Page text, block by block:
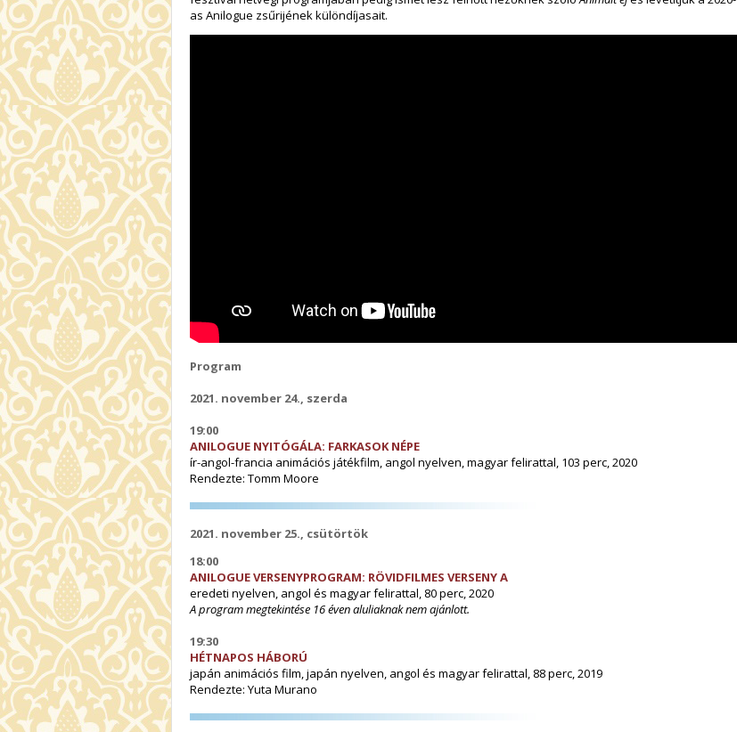
as Anilogue zsűrijének különdíjasait.
Program
2021. november 24., szerda
19:00
ANILOGUE NYITÓGÁLA: FARKASOK NÉPE
ír-angol-francia animációs játékfilm, angol nyelven, magyar felirattal, 103 perc, 2020
Rendezte: Tomm Moore
2021. november 25., csütörtök
18:00
ANILOGUE VERSENYPROGRAM: RÖVIDFILMES VERSENY A
eredeti nyelven, angol és magyar felirattal, 80 perc, 2020
A program megtekintése 16 éven aluliaknak nem ajánlott.
19:30
HÉTNAPOS HÁBORÚ
japán animációs film, japán nyelven, angol és magyar felirattal, 88 perc, 2019
Rendezte: Yuta Murano